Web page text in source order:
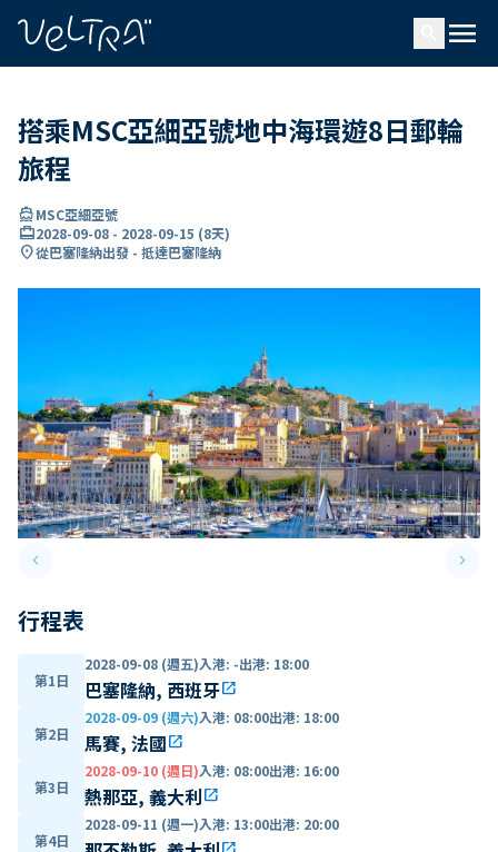
menu
搭乘MSC亞細亞號地中海環遊8日郵輪
旅程
directions_boatMSC亞細亞號
card_travel2028-09-08 - 2028-09-15 (8天)
location_on從巴塞隆納出發 - 抵達巴塞隆納
keyboard_arrow_leftPrevious slide keyboard_arrow_right
行程表
第1日
2028-09-08 (週五)入港: -出港: 18:00
巴塞隆納, 西班牙open_in_new
第2日
2028-09-09 (週六)入港: 08:00出港: 18:00
馬賽, 法國open_in_new
第3日
2028-09-10 (週日)入港: 08:00出港: 16:00
熱那亞, 義大利open_in_new
第4日
2028-09-11 (週一)入港: 13:00出港: 20:00